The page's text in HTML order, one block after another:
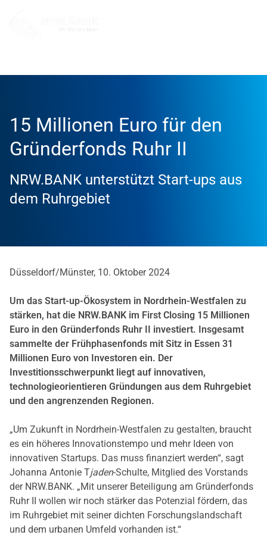
15 Millionen Euro für den
Gründerfonds Ruhr II
NRW.BANK unterstützt Start-ups aus
dem Ruhrgebiet
Düsseldorf/Münster, 10. Oktober 2024
Um das Start-up-Ökosystem in Nordrhein-Westfalen zu
stärken, hat die NRW.BANK im First Closing 15 Millionen
Euro in den Gründerfonds Ruhr II investiert. Insgesamt
sammelte der Frühphasenfonds mit Sitz in Essen 31
Millionen Euro von Investoren ein. Der
Investitionsschwerpunkt liegt auf innovativen,
technologieorientieren Gründungen aus dem Ruhrgebiet
und den angrenzenden Regionen.
„Um Zukunft in Nordrhein-Westfalen zu gestalten, braucht
es ein höheres Innovationstempo und mehr Ideen von
innovativen Startups. Das muss finanziert werden“, sagt
Johanna Antonie Tjaden-Schulte, Mitglied des Vorstands
der NRW.BANK. „Mit unserer Beteiligung am Gründerfonds
Ruhr II wollen wir noch stärker das Potenzial fördern, das
im Ruhrgebiet mit seiner dichten Forschungslandschaft
und dem urbanen Umfeld vorhanden ist.“